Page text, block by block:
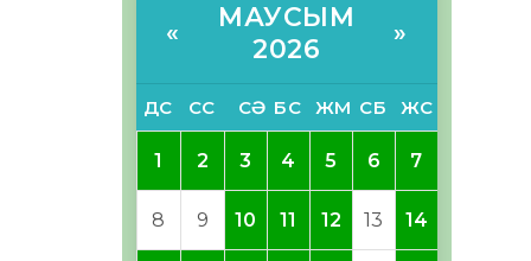
«
МАУСЫМ
2026
»
ДС СС СӘ БС ЖМ СБ ЖС
1 2 3 4 5 6 7
8 9 10 11 12 13 14